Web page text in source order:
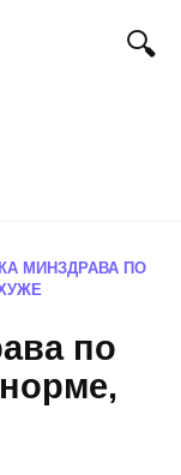
МИНЗДРАВА ПО
по